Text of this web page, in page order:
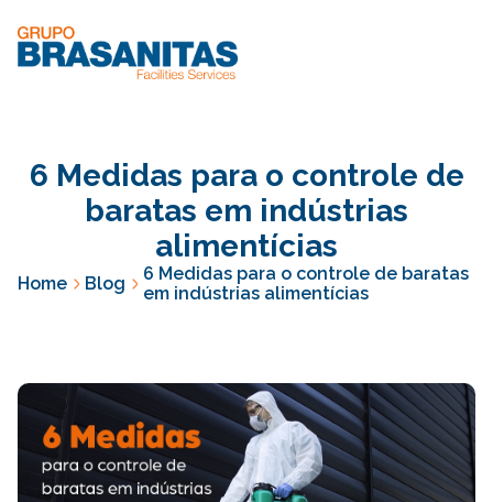
6 Medidas para o controle de
baratas em indústrias
alimentícias
Home Blog
6 Medidas para o controle de baratas
em indústrias alimentícias